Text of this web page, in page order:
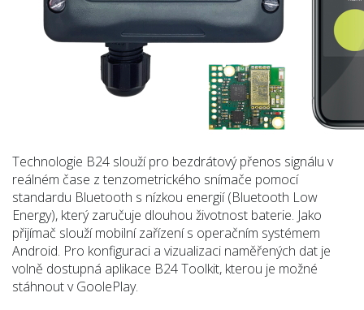
Technologie B24 slouží pro bezdrátový přenos signálu v
reálném čase z tenzometrického snímače pomocí
standardu Bluetooth s nízkou energií (Bluetooth Low
Energy), který zaručuje dlouhou životnost baterie. Jako
přijímač slouží mobilní zařízení s operačním systémem
Android. Pro konfiguraci a vizualizaci naměřených dat je
volně dostupná aplikace B24 Toolkit, kterou je možné
stáhnout v GoolePlay.